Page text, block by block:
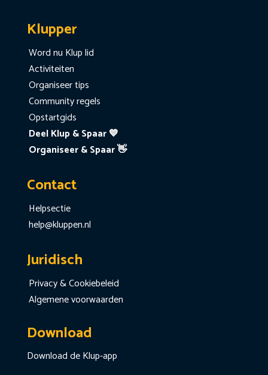
Klupper
Word nu Klup lid
Activiteiten
Organiseer tips
Community regels
Opstartgids
Deel Klup & Spaar 💙
Organiseer & Spaar 👋
Contact
Helpsectie
help@kluppen.nl
Juridisch
Privacy & Cookiebeleid
Algemene voorwaarden
Download
Download de Klup-app